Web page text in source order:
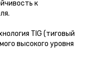
к
TIG (тиговый
высокого уровня